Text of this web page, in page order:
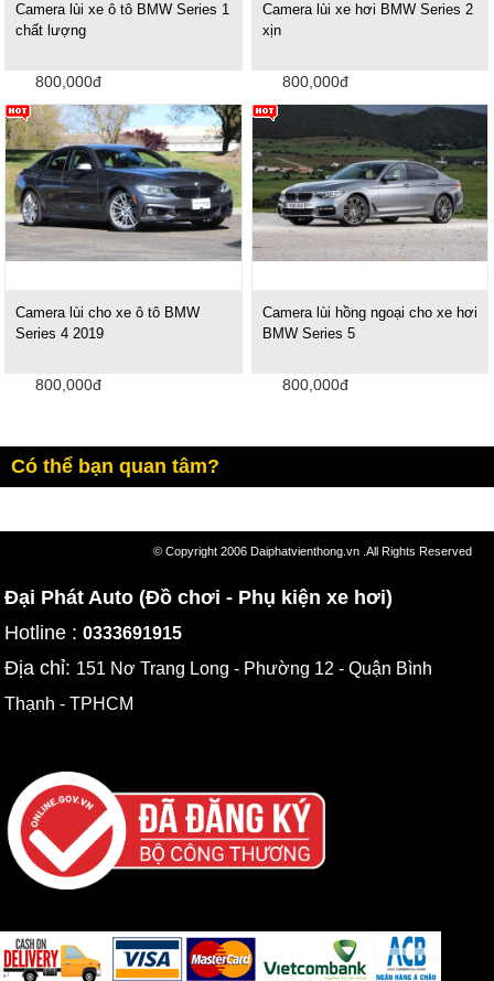
Camera lùi xe ô tô BMW Series 1
chất lượng
800,000đ
Camera lùi xe hơi BMW Series 2
xịn
800,000đ
Camera lùi cho xe ô tô BMW
Series 4 2019
800,000đ
Camera lùi hồng ngoại cho xe hơi
BMW Series 5
800,000đ
Có thể bạn quan tâm?
© Copyright 2006 Daiphatvienthong.vn .All Rights Reserved
Đại Phát Auto (Đồ chơi - Phụ kiện xe hơi)
Hotline :0333691915
Địa chỉ: 151 Nơ Trang Long - Phường 12 - Quận Bình
Thạnh - TPHCM